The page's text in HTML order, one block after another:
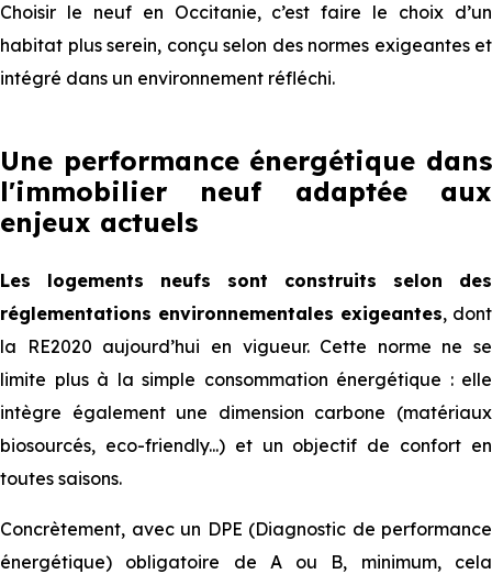
Choisir le neuf en Occitanie, c’est faire le choix d’un
habitat plus serein, conçu selon des normes exigeantes et
intégré dans un environnement réfléchi.
Une performance énergétique dans
l'immobilier neuf adaptée aux
enjeux actuels
Les logements neufs sont construits selon des
réglementations environnementales exigeantes, dont
la RE2020 aujourd’hui en vigueur. Cette norme ne se
limite plus à la simple consommation énergétique : elle
intègre également une dimension carbone (matériaux
biosourcés, eco-friendly...) et un objectif de confort en
toutes saisons.
Concrètement, avec un DPE (Diagnostic de performance
énergétique) obligatoire de A ou B, minimum, cela